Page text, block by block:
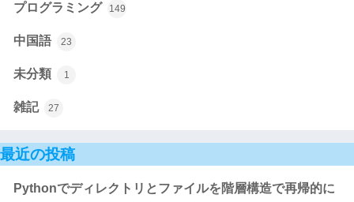
プログラミング 149
中国語 23
未分類 1
雑記 27
最近の投稿
Pythonでディレクトリとファイルを階層構造で再帰的に